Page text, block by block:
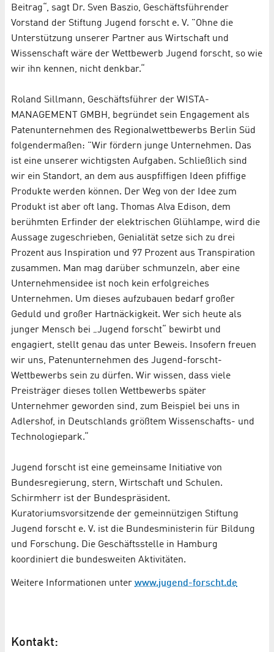
Beitrag“, sagt Dr. Sven Baszio, Geschäftsführender
Vorstand der Stiftung Jugend forscht e. V. "Ohne die
Unterstützung unserer Partner aus Wirtschaft und
Wissenschaft wäre der Wettbewerb Jugend forscht, so wie
wir ihn kennen, nicht denkbar.“
Roland Sillmann, Geschäftsführer der WISTA-
MANAGEMENT GMBH, begründet sein Engagement als
Patenunternehmen des Regionalwettbewerbs Berlin Süd
folgendermaßen: "Wir fördern junge Unternehmen. Das
ist eine unserer wichtigsten Aufgaben. Schließlich sind
wir ein Standort, an dem aus auspfiffigen Ideen pfiffige
Produkte werden können. Der Weg von der Idee zum
Produkt ist aber oft lang. Thomas Alva Edison, dem
berühmten Erfinder der elektrischen Glühlampe, wird die
Aussage zugeschrieben, Genialität setze sich zu drei
Prozent aus Inspiration und 97 Prozent aus Transpiration
zusammen. Man mag darüber schmunzeln, aber eine
Unternehmensidee ist noch kein erfolgreiches
Unternehmen. Um dieses aufzubauen bedarf großer
Geduld und großer Hartnäckigkeit. Wer sich heute als
junger Mensch bei „Jugend forscht“ bewirbt und
engagiert, stellt genau das unter Beweis. Insofern freuen
wir uns, Patenunternehmen des Jugend-forscht-
Wettbewerbs sein zu dürfen. Wir wissen, dass viele
Preisträger dieses tollen Wettbewerbs später
Unternehmer geworden sind, zum Beispiel bei uns in
Adlershof, in Deutschlands größtem Wissenschafts- und
Technologiepark.“
Jugend forscht ist eine gemeinsame Initiative von
Bundesregierung, stern, Wirtschaft und Schulen.
Schirmherr ist der Bundespräsident.
Kuratoriumsvorsitzende der gemeinnützigen Stiftung
Jugend forscht e. V. ist die Bundesministerin für Bildung
und Forschung. Die Geschäftsstelle in Hamburg
koordiniert die bundesweiten Aktivitäten.
Weitere Informationen unter www.jugend-forscht.de
Kontakt: